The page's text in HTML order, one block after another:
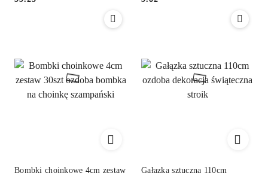
Cena: Cena:
Bombki choinkowe 4cm zestaw
Gałązka sztuczna 110cm